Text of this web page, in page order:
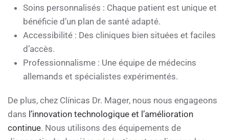
Soins personnalisés : Chaque patient est unique et
bénéficie d’un plan de santé adapté.
Accessibilité : Des cliniques bien situées et faciles
d’accès.
Professionnalisme : Une équipe de médecins
allemands et spécialistes expérimentés.
De plus, chez Clínicas Dr. Mager, nous nous engageons
dans l’innovation technologique et l’amélioration
continue. Nous utilisons des équipements de